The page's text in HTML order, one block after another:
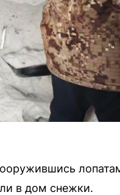
в дом снежки.